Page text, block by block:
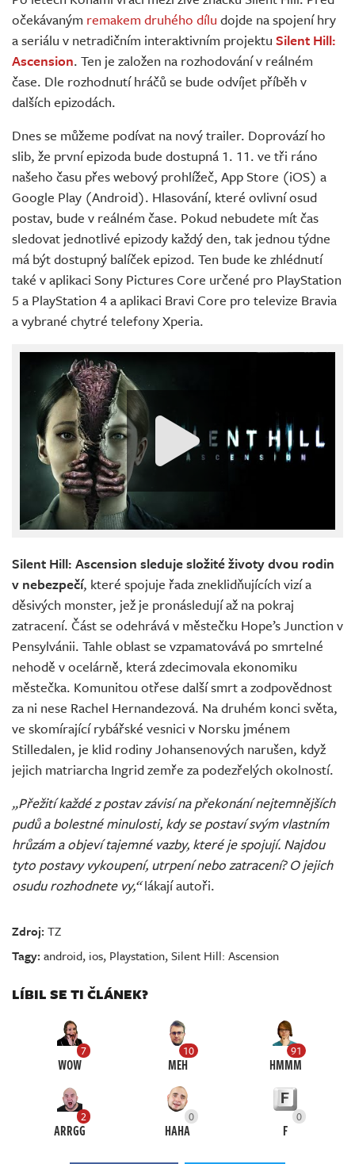
Živě
očekávaným remakem druhého dílu dojde na spojení hry
a seriálu v netradičním interaktivním projektu Silent Hill:
Ascension. Ten je založen na rozhodování v reálném
čase. Dle rozhodnutí hráčů se bude odvíjet příběh v
dalších epizodách.
Dnes se můžeme podívat na nový trailer. Doprovází ho
slib, že první epizoda bude dostupná 1. 11. ve tři ráno
našeho času přes webový prohlížeč, App Store (iOS) a
Google Play (Android). Hlasování, které ovlivní osud
postav, bude v reálném čase. Pokud nebudete mít čas
sledovat jednotlivé epizody každý den, tak jednou týdne
má být dostupný balíček epizod. Ten bude ke zhlédnutí
také v aplikaci Sony Pictures Core určené pro PlayStation
5 a PlayStation 4 a aplikaci Bravi Core pro televize Bravia
a vybrané chytré telefony Xperia.
Silent Hill: Ascension sleduje složité životy dvou rodin
v nebezpečí, které spojuje řada zneklidňujících vizí a
děsivých monster, jež je pronásledují až na pokraj
zatracení. Část se odehrává v městečku Hope’s Junction v
Pensylvánii. Tahle oblast se vzpamatovává po smrtelné
nehodě v ocelárně, která zdecimovala ekonomiku
městečka. Komunitou otřese další smrt a zodpovědnost
za ni nese Rachel Hernandezová. Na druhém konci světa,
ve skomírající rybářské vesnici v Norsku jménem
Stilledalen, je klid rodiny Johansenových narušen, když
jejich matriarcha Ingrid zemře za podezřelých okolností.
„Přežití každé z postav závisí na překonání nejtemnějších
pudů a bolestné minulosti, kdy se postaví svým vlastním
hrůzám a objeví tajemné vazby, které je spojují. Najdou
tyto postavy vykoupení, utrpení nebo zatracení? O jejich
osudu rozhodnete vy,“lákají autoři.
Zdroj:TZ
Tagy:android, ios, Playstation,Silent Hill: Ascension
LÍBIL SE TI ČLÁNEK?
7
WOW
10
MEH
91
HMMM
2
ARRGG
0
HAHA
0
F